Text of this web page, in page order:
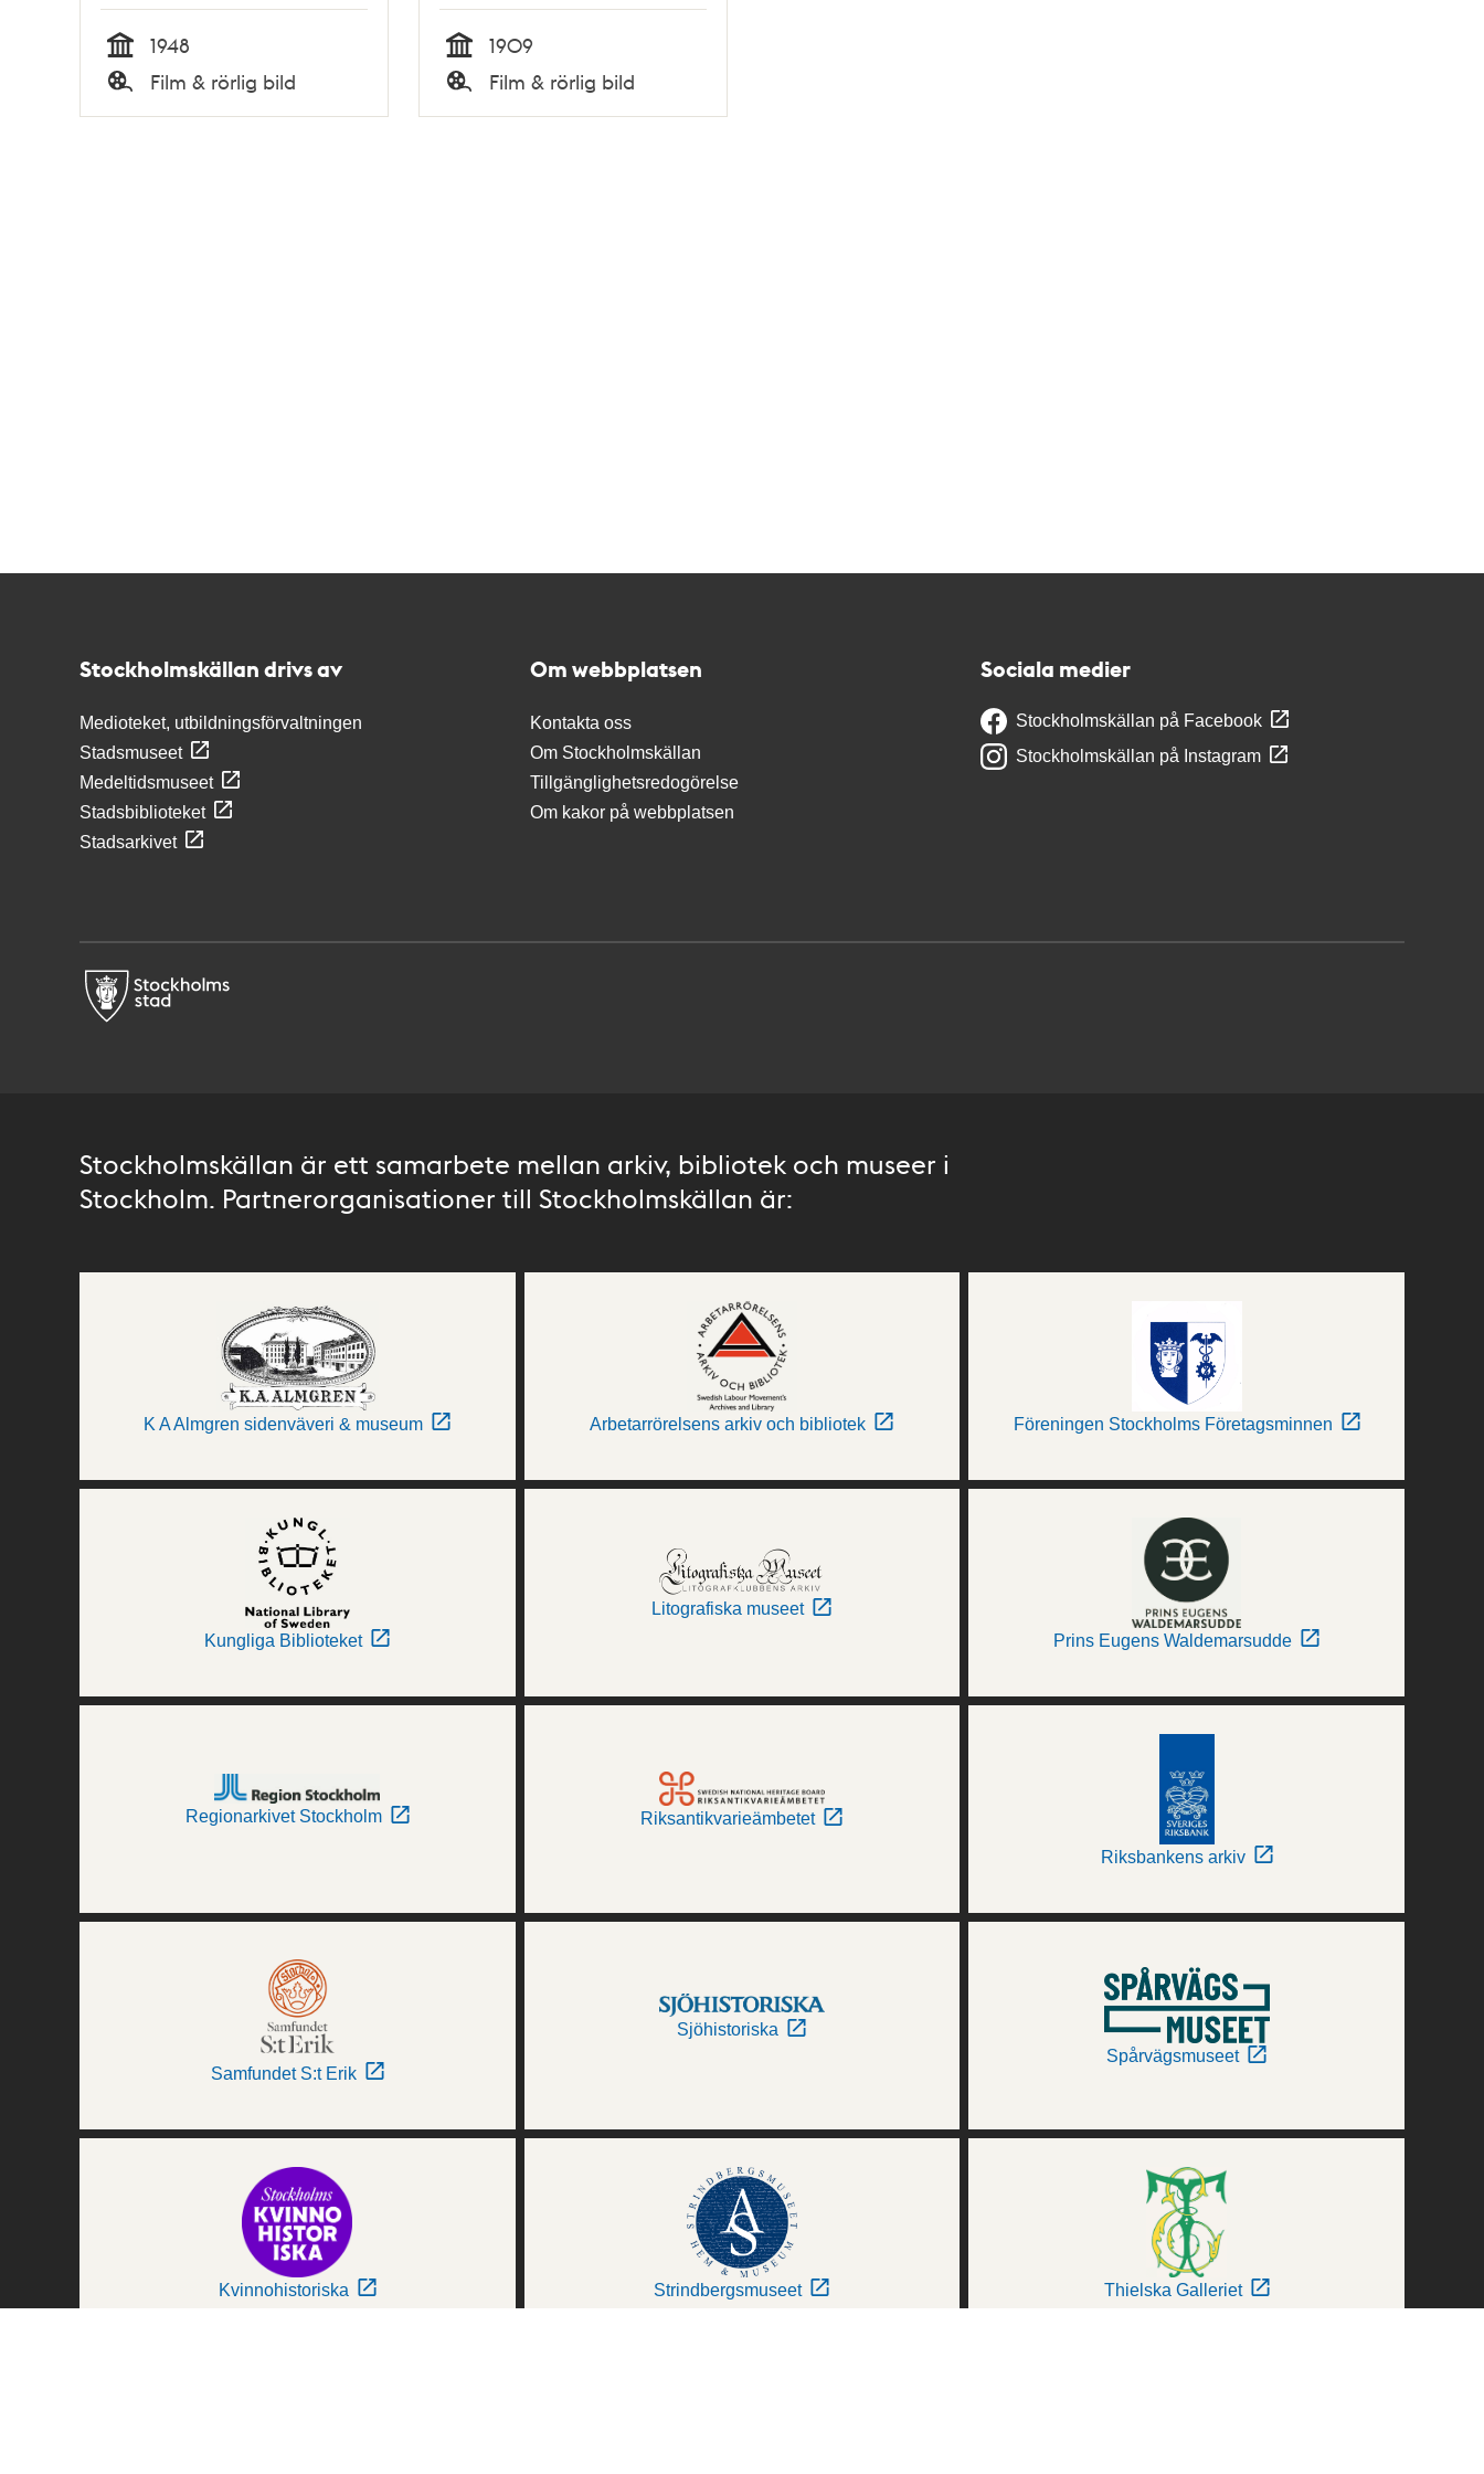
Tid
1948
Film & rörlig bild Tid
1909
Film & rörlig bild
Stockholmskällan drivs av
Medioteket, utbildningsförvaltningen
Stadsmuseet
Medeltidsmuseet
Stadsbiblioteket
Stadsarkivet
Om webbplatsen
Kontakta oss
Om Stockholmskällan
Tillgänglighetsredogörelse
Om kakor på webbplatsen
Sociala medier
Stockholmskällan på Facebook
Stockholmskällan på Instagram
Stockholmskällan är ett samarbete mellan arkiv, bibliotek och museer i
Stockholm. Partnerorganisationer till Stockholmskällan är:
K A Almgren sidenväveri & museum Arbetarrörelsens arkiv och bibliotek Föreningen Stockholms Företagsminnen
Kungliga Biblioteket
Litografiska museet
Prins Eugens Waldemarsudde
Regionarkivet Stockholm Riksantikvarieämbetet
Riksbankens arkiv
Samfundet S:t Erik
Sjöhistoriska
Spårvägsmuseet
Kvinnohistoriska Strindbergsmuseet Thielska Galleriet